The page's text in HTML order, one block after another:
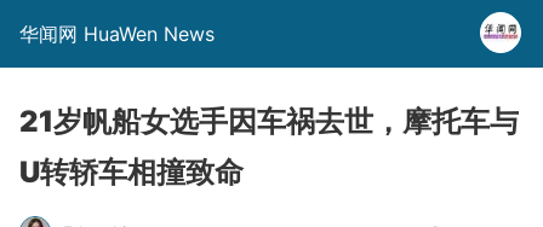
华闻网 HuaWen News
21岁帆船女选手因车祸去世，摩托车与
U转轿车相撞致命